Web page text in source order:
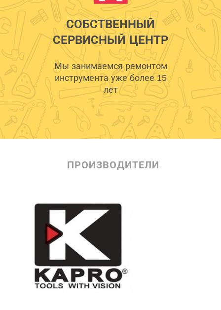
СОБСТВЕННЫЙ
СЕРВИСНЫЙ ЦЕНТР
Мы занимаемся ремонтом
инструмента уже более 15
лет
ПРОИЗВОДИТЕЛИ